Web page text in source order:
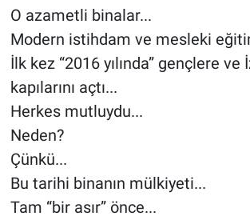
O azametli binalar...
Modern istihdam ve mesleki
İlk kez “2016 yılında” gençlere ve
kapılarını açtı...
Herkes mutluydu...
Neden?
Çünkü...
Bu tarihi binanın mülkiyeti...
Tam “bir asır” önce...